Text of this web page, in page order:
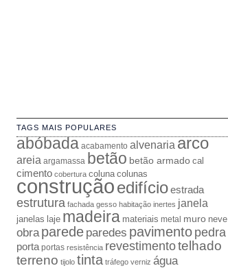
TAGS MAIS POPULARES
abóbada acabamento alvenariaarco
areia argamassa betão betão armado cal
cimento cobertura coluna colunas
construçãoedifício estrada
estrutura fachada gesso habitação inertes janela
janelas laje madeira materiais metal muro neve
obra parede paredes pavimento pedra
porta portas resistência revestimentotelhado
terreno tijolo tinta tráfego verniz água